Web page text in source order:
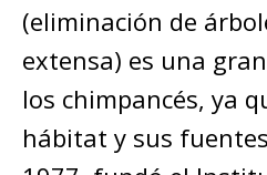
(eliminación de
extensa) es una
los chimpancés, ya
hábitat y sus